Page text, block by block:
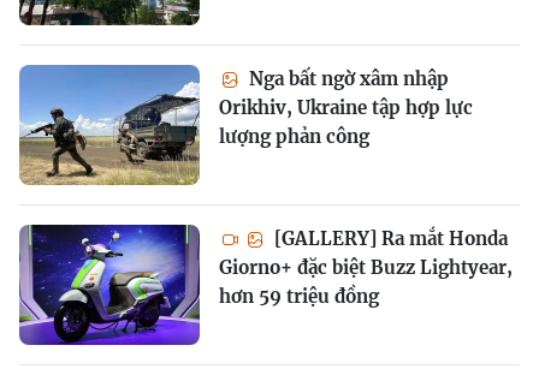
Nga bất ngờ xâm nhập
Orikhiv, Ukraine tập hợp lực
lượng phản công
[GALLERY] Ra mắt Honda
Giorno+ đặc biệt Buzz Lightyear,
hơn 59 triệu đồng